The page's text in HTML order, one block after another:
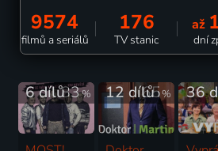
9574
filmů a seriálů
176
TV stanic
až
dní
83%
6 dílů 65%
12 dílů 36